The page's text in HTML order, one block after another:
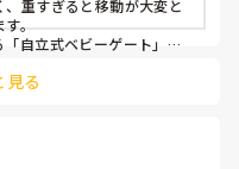
重すぎると移動が大変と
す。
自立式ベビーゲート」な
たロー棚を仕切りにすれ
重りを付けて補強してみ
が見つかるよう応援して
見る